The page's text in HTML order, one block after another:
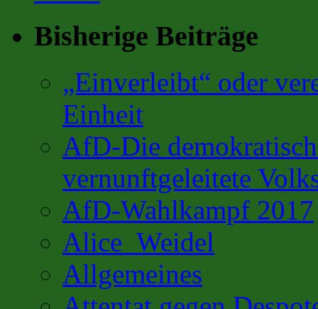
Bisherige Beiträge
„Einverleibt“ oder
Einheit
AfD-Die
vernunftgeleitete
AfD-Wahlkampf 2017
Alice_Weidel
Allgemeines